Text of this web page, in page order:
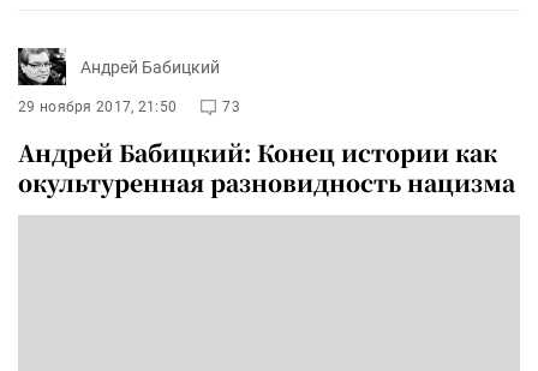
Андрей Бабицкий
29 ноября 2017, 21:50 73
Андрей Бабицкий: Конец истории как
окультуренная разновидность нацизма